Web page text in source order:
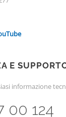
E
informazione
00 124